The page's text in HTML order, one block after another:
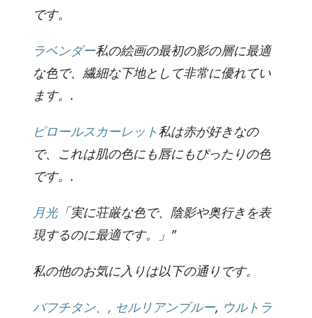
です。
ラベンダー私の絵画の最初の影の層に最適
な色で、繊細な下地として非常に優れてい
ます。.
ピロールスカーレット私は赤が好きなの
で、これは肌の色にも唇にもぴったりの色
です。.
月光「実に荘厳な色で、陰影や奥行きを表
現するのに最適です。」”
私の他のお気に入りは以下の通りです。
バフチタン、, セルリアンブルー, ウルトラ